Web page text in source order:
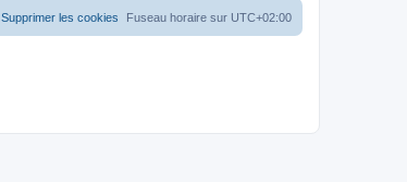
Fuseau horaire sur UTC+02:00
Supprimer les cookies